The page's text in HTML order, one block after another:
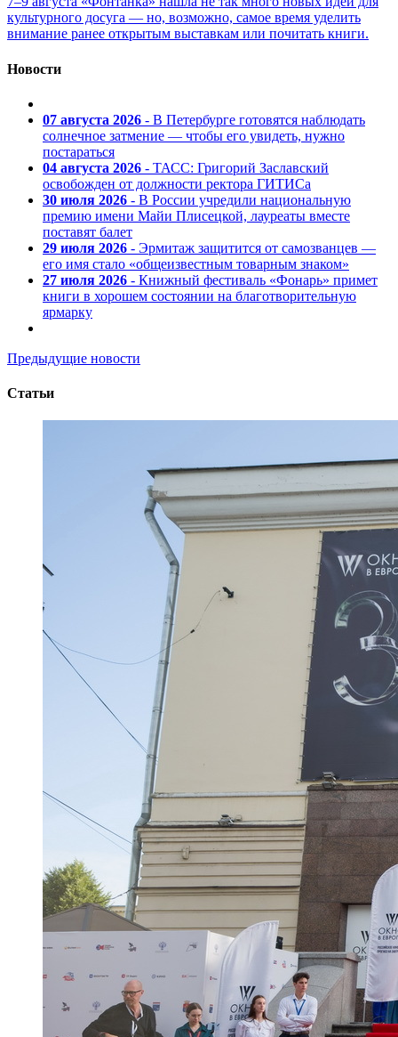
культурного досуга — но, возможно, самое время уделить
внимание ранее открытым выставкам или почитать книги.
Новости
07 августа 2026 - В Петербурге готовятся наблюдать
солнечное затмение — чтобы его увидеть, нужно
постараться
04 августа 2026 - ТАСС: Григорий Заславский
освобожден от должности ректора ГИТИСа
30 июля 2026 - В России учредили национальную
премию имени Майи Плисецкой, лауреаты вместе
поставят балет
29 июля 2026 - Эрмитаж защитится от самозванцев —
его имя стало «общеизвестным товарным знаком»
27 июля 2026 - Книжный фестиваль «Фонарь» примет
книги в хорошем состоянии на благотворительную
ярмарку
Предыдущие новости
Статьи